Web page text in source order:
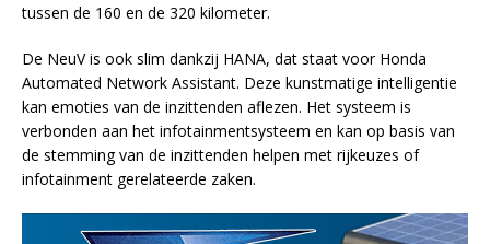
tussen de 160 en de 320 kilometer.
De NeuV is ook slim dankzij HANA, dat staat voor Honda
Automated Network Assistant. Deze kunstmatige intelligentie
kan emoties van de inzittenden aflezen. Het systeem is
verbonden aan het infotainmentsysteem en kan op basis van
de stemming van de inzittenden helpen met rijkeuzes of
infotainment gerelateerde zaken.